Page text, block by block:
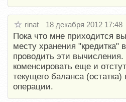
rinat 18 декабря 2012 17:48
Пока что мне приходится
месту хранения "кредитка"
проводить эти
коменсировать еще и
текущего баланса (остатка)
операции.